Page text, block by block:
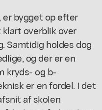
er bygget op efter
overblik over
Samtidig holdes dog
og der er en
kryds- og b-
er en fordel. I det
af skolen